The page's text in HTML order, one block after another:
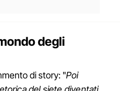
degli
di story: "Poi